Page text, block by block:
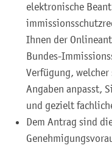
elektronische
Ihnen der
Bundes-
Verfügung,
Angaben anpasst,
und gezielt
Dem Antrag sind